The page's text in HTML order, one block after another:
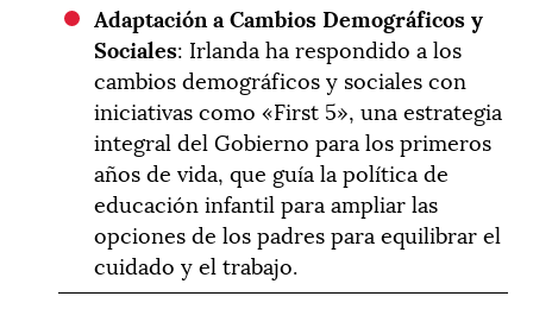
Adaptación a Cambios Demográficos y
Sociales: Irlanda ha respondido a los
cambios demográficos y sociales con
iniciativas como «First 5», una estrategia
integral del Gobierno para los primeros
años de vida, que guía la política de
educación infantil para ampliar las
opciones de los padres para equilibrar el
cuidado y el trabajo.